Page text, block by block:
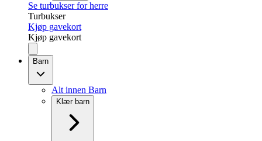
Se turbukser for herre
Turbukser
Kjøp gavekort
Kjøp gavekort
Barn
Alt innen Barn
Klær barn